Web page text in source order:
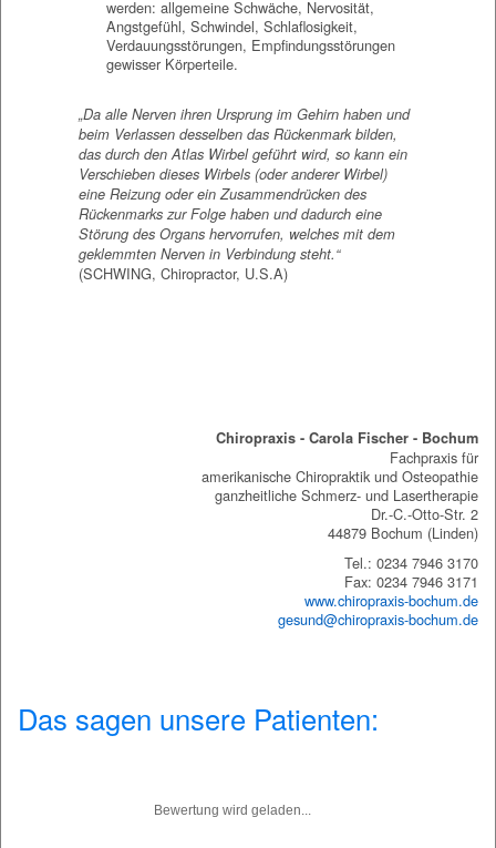
werden: allgemeine Schwäche, Nervosität,
Angstgefühl, Schwindel, Schlaf­losigkeit,
Verdauungsstörungen, Empfindungsstörungen
gewisser Körperteile.
„Da alle Nerven ihren Ursprung im Gehirn haben und
beim Verlassen desselben das Rückenmark bilden,
das durch den Atlas­ Wirbel geführt wird, so kann ein
Verschieben dieses Wirbels (oder anderer Wirbel)
eine Reizung oder ein Zusammendrücken des
Rückenmarks zur Folge haben und dadurch eine
Störung des Organs hervorrufen, welches mit dem
geklemmten Nerven in Verbindung steht.“
(SCHWING, Chiropractor, U.S.A)
Chiropraxis - Carola Fischer - Bochum
Fachpraxis für
amerikanische Chiropraktik und Osteopathie
ganzheitliche Schmerz- und Lasertherapie
Dr.-C.-Otto-Str. 2
44879 Bochum (Linden)
Tel.: 0234 7946 3170
Fax: 0234 7946 3171
www.chiropraxis-bochum.de
gesund@chiropraxis-bochum.de
Das sagen unsere Patienten:
Bewertung wird geladen...